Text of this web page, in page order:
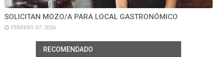
SOLICITAN MOZO/A PARA LOCAL GASTRONÓMICO
FEBRERO 07, 2026
RECOMENDADO